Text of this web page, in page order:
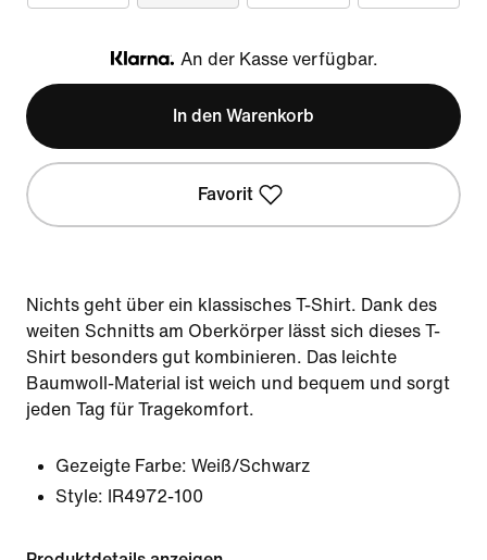
Klarna
An der Kasse verfügbar.
In den Warenkorb
Favorit
Nichts geht über ein klassisches T-Shirt. Dank des
weiten Schnitts am Oberkörper lässt sich dieses T-
Shirt besonders gut kombinieren. Das leichte
Baumwoll-Material ist weich und bequem und sorgt
jeden Tag für Tragekomfort.
Gezeigte Farbe: Weiß/Schwarz
Style:
IR4972-100